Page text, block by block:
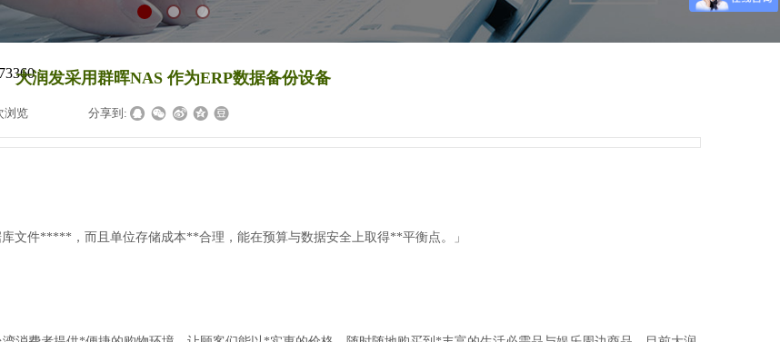
大润发采用群晖NAS 作为ERP数据备份设备
浏览 分享到:
文件*****，而且单位存储成本**合理，能在预算与数据安全上取得**平衡点。」